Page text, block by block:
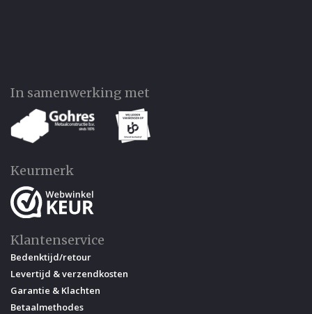
In samenwerking met
Keurmerk
Klantenservice
Bedenktijd/retour
Levertijd & verzendkosten
Garantie & Klachten
Betaalmethodes